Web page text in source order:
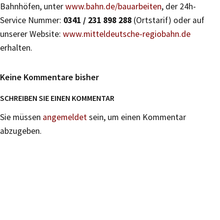
Bahnhöfen, unterwww.bahn.de/bauarbeiten, der 24h-
Service Nummer: 0341 / 231 898 288 (Ortstarif) oder auf
unserer Website: www.mitteldeutsche-regiobahn.de
erhalten.
Keine Kommentare bisher
SCHREIBEN SIE EINEN KOMMENTAR
Sie müssen angemeldetsein, um einen Kommentar
abzugeben.